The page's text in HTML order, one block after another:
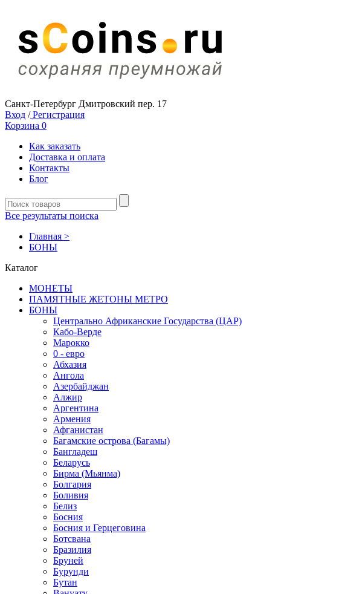
Санкт-Петербург Дмитровский пер. 17
Вход /Регистрация
Корзина 0
Как заказать
Доставка и оплата
Контакты
Блог
Все результаты поиска
Главная >
БОНЫ
Каталог
MОНЕТЫ
ПАМЯТНЫЕ ЖЕТОНЫ МЕТРО
БОНЫ
Центрально Африканские Государства (ЦАР)
Кабо-Верде
Марокко
0 - евро
Абхазия
Ангола
Азербайджан
Алжир
Аргентина
Армения
Афганистан
Багамские острова (Багамы)
Бангладеш
Беларусь
Бирма (Мьянма)
Болгария
Боливия
Белиз
Босния
Босния и Герцеговина
Ботсвана
Бразилия
Бруней
Бурунди
Бутан